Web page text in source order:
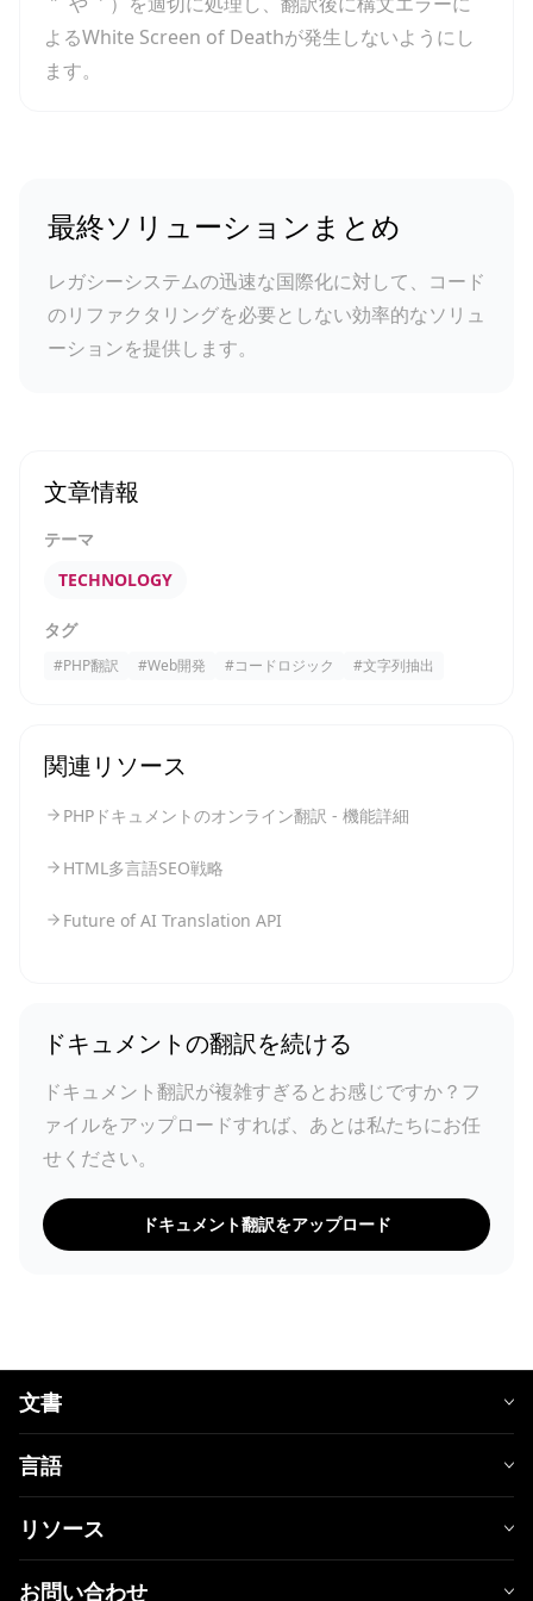
よるWhite Screen of Deathが発生しないようにし
ます。
最終ソリューションまとめ
レガシーシステムの迅速な国際化に対して、コード
のリファクタリングを必要としない効率的なソリュ
ーションを提供します。
文章情報
テーマ
TECHNOLOGY
タグ
#PHP翻訳 #Web開発 #コードロジック #文字列抽出
関連リソース
PHPドキュメントのオンライン翻訳 - 機能詳細
HTML多言語SEO戦略
Future of AI Translation API
ドキュメントの翻訳を続ける
ドキュメント翻訳が複雑すぎるとお感じですか？フ
ァイルをアップロードすれば、あとは私たちにお任
せください。
ドキュメント翻訳をアップロード
文書
言語
リソース
お問い合わせ